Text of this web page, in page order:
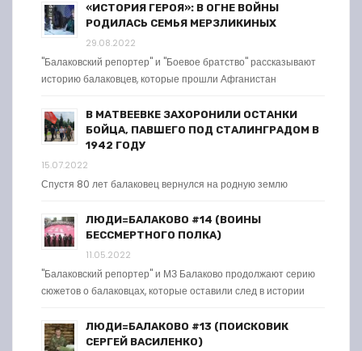
«ИСТОРИЯ ГЕРОЯ»: В ОГНЕ ВОЙНЫ
РОДИЛАСЬ СЕМЬЯ МЕРЗЛИКИНЫХ
29.08.2022
"Балаковский репортер" и "Боевое братство" рассказывают
историю балаковцев, которые прошли Афганистан
В МАТВЕЕВКЕ ЗАХОРОНИЛИ ОСТАНКИ
БОЙЦА, ПАВШЕГО ПОД СТАЛИНГРАДОМ В
1942 ГОДУ
15.07.2022
Спустя 80 лет балаковец вернулся на родную землю
ЛЮДИ=БАЛАКОВО #14 (ВОИНЫ
БЕССМЕРТНОГО ПОЛКА)
11.05.2022
"Балаковский репортер" и МЗ Балаково продолжают серию
сюжетов о балаковцах, которые оставили след в истории
ЛЮДИ=БАЛАКОВО #13 (ПОИСКОВИК
СЕРГЕЙ ВАСИЛЕНКО)